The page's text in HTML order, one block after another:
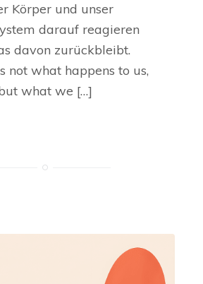
Körper und unser
darauf reagieren
davon zurückbleibt.
not what happens to us,
what we […]